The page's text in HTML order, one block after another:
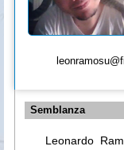
Semblanza
Leonardo